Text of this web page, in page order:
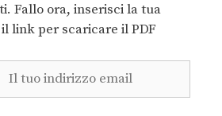
Fallo ora, inserisci la tua
link per scaricare il PDF